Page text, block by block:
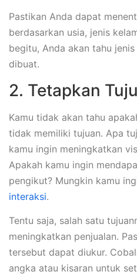
Pastikan Anda dapat
berdasarkan usia, jenis
begitu, Anda akan tahu
dibuat.
2. Tetapkan
Kamu tidak akan tahu
tidak memiliki tujuan. Apa
kamu ingin meningkatkan
Apakah kamu ingin
pengikut? Mungkin kamu
interaksi.
Tentu saja, salah satu
meningkatkan penjualan.
tersebut dapat diukur.
angka atau kisaran untuk